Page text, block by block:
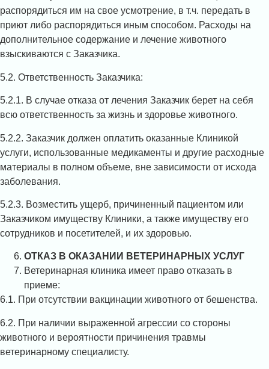
распорядиться им на свое усмотрение, в т.ч. передать в
приют либо распорядиться иным способом. Расходы на
дополнительное содержание и лечение животного
взыскиваются с Заказчика.
5.2. Ответственность Заказчика:
5.2.1. В случае отказа от лечения Заказчик берет на себя
всю ответственность за жизнь и здоровье животного.
5.2.2. Заказчик должен оплатить оказанные Клиникой
услуги, использованные медикаменты и другие расходные
материалы в полном объеме, вне зависимости от исхода
заболевания.
5.2.3. Возместить ущерб, причиненный пациентом или
Заказчиком имуществу Клиники, а также имуществу его
сотрудников и посетителей, и их здоровью.
ОТКАЗ В ОКАЗАНИИ ВЕТЕРИНАРНЫХ УСЛУГ
Ветеринарная клиника имеет право отказать в
приеме:
6.1. При отсутствии вакцинации животного от бешенства.
6.2. При наличии выраженной агрессии со стороны
животного и вероятности причинения травмы
ветеринарному специалисту.